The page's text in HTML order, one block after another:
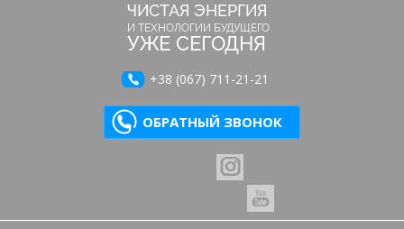
ЧИСТАЯ ЭНЕРГИЯ
И ТЕХНОЛОГИИ БУДУЩЕГО
УЖЕ СЕГОДНЯ
+38 (067) 711-21-21
ОБРАТНЫЙ ЗВОНОК